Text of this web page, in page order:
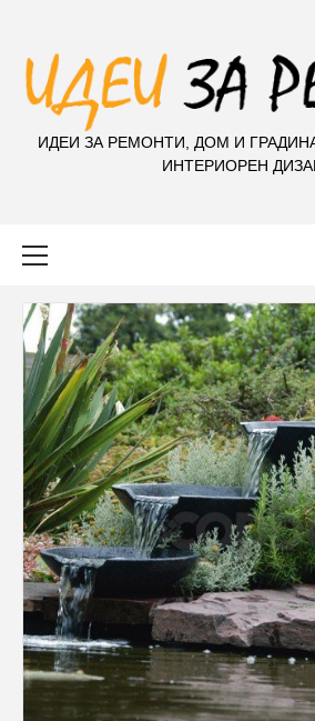
ИДЕИ ЗА РЕМОНТИ, ДОМ И
ИНТЕРИОРЕН